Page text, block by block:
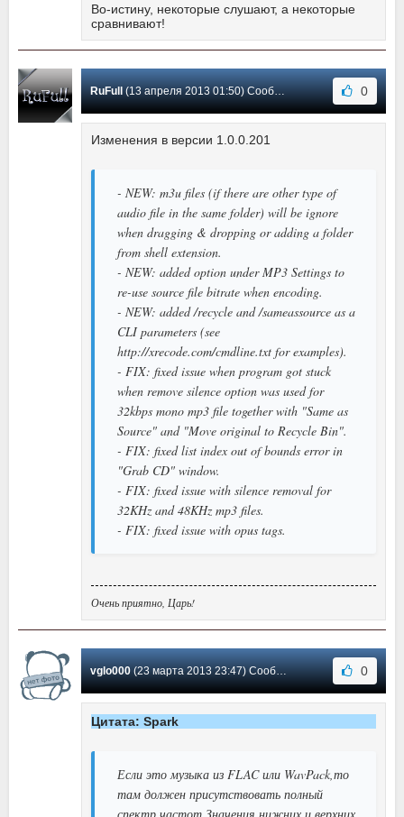
Во-истину, некоторые слушают, а некоторые
сравнивают!
RuFull(13 апреля 2013 01:50) Сообщение #56 0
Изменения в версии 1.0.0.201
- NEW: m3u files (if there are other type of
audio file in the same folder) will be ignore
when dragging & dropping or adding a folder
from shell extension.
- NEW: added option under MP3 Settings to
re-use source file bitrate when encoding.
- NEW: added /recycle and /sameassource as a
CLI parameters (see
http://xrecode.com/cmdline.txt for examples).
- FIX: fixed issue when program got stuck
when remove silence option was used for
32kbps mono mp3 file together with "Same as
Source" and "Move original to Recycle Bin".
- FIX: fixed list index out of bounds error in
"Grab CD" window.
- FIX: fixed issue with silence removal for
32KHz and 48KHz mp3 files.
- FIX: fixed issue with opus tags.
Очень приятно, Царь!
vglo000(23 марта 2013 23:47) Сообщение #55 0
Цитата: Spark
Если это музыка из FLAC или WavPack,то
там должен присутствовать полный
спектр частот.Значения нижних и верхних